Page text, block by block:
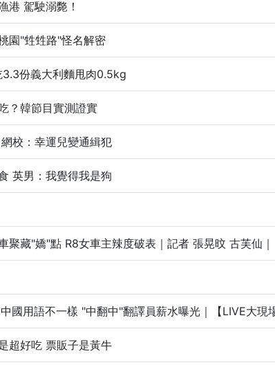
港 駕駛溺斃！
園"甡甡路"怪名解密
3.3份義大利麵甩肉0.5kg
？韓節目實測證實
校：幸運兒變通緝犯
英男：我覺得我是狗
聚藏"嬌"點 R8女車主辣度破表｜記者 張晃旼 古芙仙
國用語不一樣 "中翻中"翻譯員薪水曝光｜【LIVE大
超好吃 票販子是黃牛